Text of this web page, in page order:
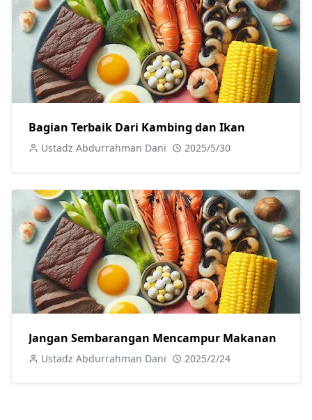
Bagian Terbaik Dari Kambing dan Ikan
Ustadz Abdurrahman Dani 2025/5/30
Jangan Sembarangan Mencampur Makanan
Ustadz Abdurrahman Dani 2025/2/24